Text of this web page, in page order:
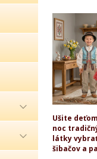
Ušite
noc
látky
šibačov a